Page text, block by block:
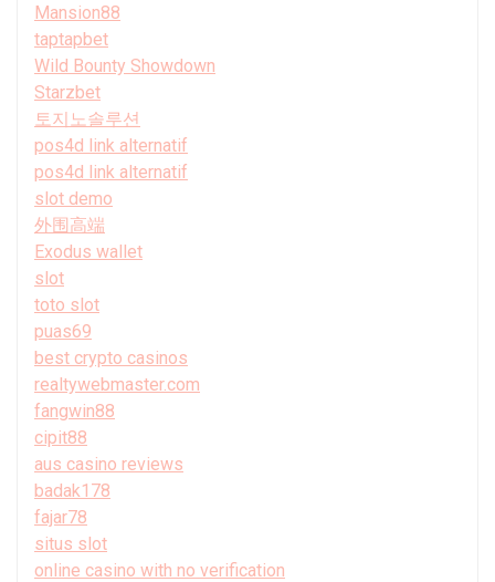
Mansion88
taptapbet
Wild Bounty Showdown
Starzbet
토지노솔루션
pos4d link alternatif
pos4d link alternatif
slot demo
外围高端
Exodus wallet
slot
toto slot
puas69
best crypto casinos
realtywebmaster.com
fangwin88
cipit88
aus casino reviews
badak178
fajar78
situs slot
online casino with no verification